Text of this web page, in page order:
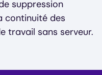
suppression
continuité des
travail sans serveur.